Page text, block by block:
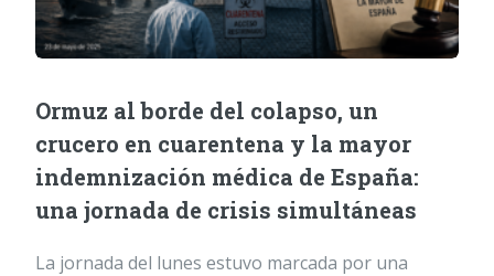
Ormuz al borde del colapso, un
crucero en cuarentena y la mayor
indemnización médica de España:
una jornada de crisis simultáneas
La jornada del lunes estuvo marcada por una